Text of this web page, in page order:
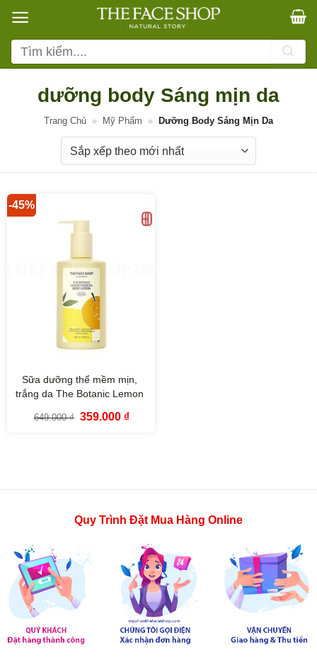
qua
nội
dung
Tìm
kiếm:
dưỡng body Sáng mịn da
Trang Chủ » Mỹ Phẩm » Dưỡng Body Sáng Mịn Da
-45%
Sữa dưỡng thể mềm mịn,
trắng da The Botanic Lemon
The Face Shop
649.000₫ Giá
359.000 ₫Giá
Quy Trình Đặt Mua Hàng Online